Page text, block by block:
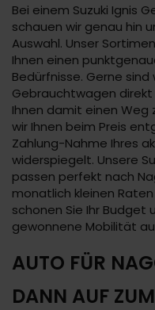
Bei einem Suzuki Ignis
schauen wir genau hin
Auswahl. Unser
Ihnen einen
Bedürfnisse. Gerne sind
Gebrauchtwagen
Ihnen damit einen Weg
wir Ihnen beim Preis
Zahlung-Nahme Ihres
widerspiegelt. Unsere
passen perfekt nach
monatlich kleinen
schonen Sie Ihr Budget
gewonnene Mobilität
AUTO FÜR
DANN AUF